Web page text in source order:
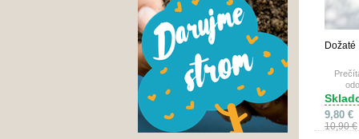
Dožaté
9,80 €
10,90 €